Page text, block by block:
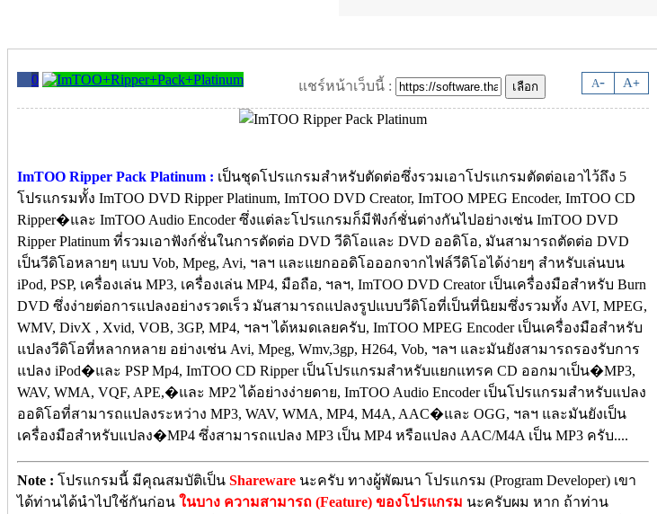
0 A- A+
แชร์หน้าเว็บนี้ :
ImTOO Ripper Pack Platinum : เป็นชุดโปรแกรมสำหรับตัดต่อซึ่งรวมเอาโปรแกรมตัดต่อเอาไว้ถึง 5
โปรแกรมทั้ง ImTOO DVD Ripper Platinum, ImTOO DVD Creator, ImTOO MPEG Encoder, ImTOO CD
Ripper�และ ImTOO Audio Encoder ซึ่งแต่ละโปรแกรมก็มีฟังก์ชั่นต่างกันไปอย่างเช่น ImTOO DVD
Ripper Platinum ที่รวมเอาฟังก์ชั่นในการตัดต่อ DVD วีดิโอและ DVD ออดิโอ, มันสามารถตัดต่อ DVD
เป็นวีดิโอหลายๆ แบบ Vob, Mpeg, Avi, ฯลฯ และแยกออดิโอออกจากไฟล์วีดิโอได้ง่ายๆ สำหรับเล่นบน
iPod, PSP, เครื่องเล่น MP3, เครื่องเล่น MP4, มือถือ, ฯลฯ, ImTOO DVD Creator เป็นเครื่องมือสำหรับ Burn
DVD ซึ่งง่ายต่อการแปลงอย่างรวดเร็ว มันสามารถแปลงรูปแบบวีดิโอที่เป็นที่นิยมซึ่งรวมทั้ง AVI, MPEG,
WMV, DivX , Xvid, VOB, 3GP, MP4, ฯลฯ ได้หมดเลยครับ, ImTOO MPEG Encoder เป็นเครื่องมือสำหรับ
แปลงวีดิโอที่หลากหลาย อย่างเช่น Avi, Mpeg, Wmv,3gp, H264, Vob, ฯลฯ และมันยังสามารถรองรับการ
แปลง iPod�และ PSP Mp4, ImTOO CD Ripper เป็นโปรแกรมสำหรับแยกแทรค CD ออกมาเป็น�MP3,
WAV, WMA, VQF, APE,�และ MP2 ได้อย่างง่ายดาย, ImTOO Audio Encoder เป็นโปรแกรมสำหรับแปลง
ออดิโอที่สามารถแปลงระหว่าง MP3, WAV, WMA, MP4, M4A, AAC�และ OGG, ฯลฯ และมันยังเป็น
เครื่องมือสำหรับแปลง�MP4 ซึ่งสามารถแปลง MP3 เป็น MP4 หรือแปลง AAC/M4A เป็น MP3 ครับ....
Note : โปรแกรมนี้ มีคุณสมบัติเป็น Shareware นะครับ ทางผู้พัฒนา โปรแกรม (Program Developer) เขา
ได้ท่านได้นำไปใช้กันก่อน ในบาง ความสามารถ (Feature) ของโปรแกรม นะครับผม หาก ถ้าท่าน